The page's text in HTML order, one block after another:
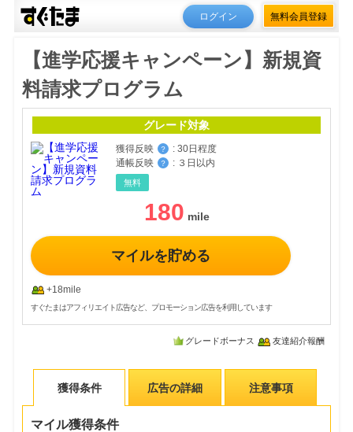
ログイン 無料会員登録
【進学応援キャンペーン】新規資
料請求プログラム
グレード対象
獲得反映 ？ : 30日程度
通帳反映
？ : ３日以内
無料
180
マイルを貯める
+18mile
すぐたまはアフィリエイト広告など、プロモーション広告を利用しています
グレードボーナス 友達紹介報酬
獲得条件 広告の詳細 注意事項
マイル獲得条件